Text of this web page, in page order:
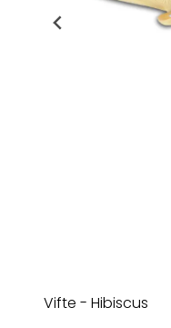
Vifte - Hibiscus